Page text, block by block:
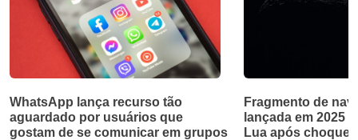
WhatsApp lança recurso tão
aguardado por usuários que
gostam de se comunicar em grupos
Fragmento de
lançada em 2025
Lua após choque